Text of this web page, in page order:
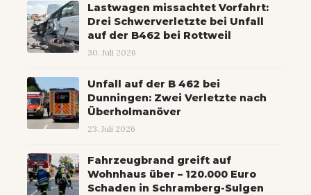
Lastwagen missachtet Vorfahrt:
Drei Schwerverletzte bei Unfall
auf der B462 bei Rottweil
30. Juli 2026
Unfall auf der B 462 bei
Dunningen: Zwei Verletzte nach
Überholmanöver
23. Juli 2026
Fahrzeugbrand greift auf
Wohnhaus über – 120.000 Euro
Schaden in Schramberg-Sulgen